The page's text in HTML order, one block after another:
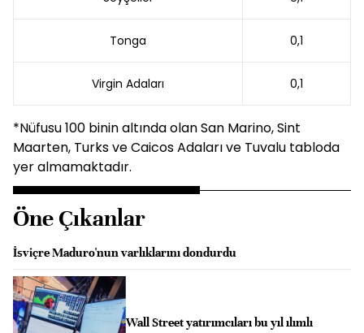
Tonga 0,1
Virgin Adaları 0,1
*Nüfusu 100 binin altında olan San Marino, Sint
Maarten, Turks ve Caicos Adaları ve Tuvalu tabloda
yer almamaktadır.
Öne Çıkanlar
İsviçre Maduro'nun varlıklarını dondurdu
Wall Street yatırımcıları bu yıl ılımlı